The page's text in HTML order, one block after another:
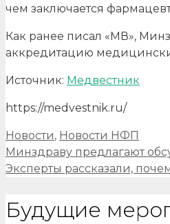
чем заключается
Как ранее писал «МВ»,
аккредитацию
Источник: Медвестник
https://medvestnik.ru/
Рубрики
Новости, Новости НФП
Навигация
записи
Минздраву предлагают
Эксперты рассказали,
Будущие